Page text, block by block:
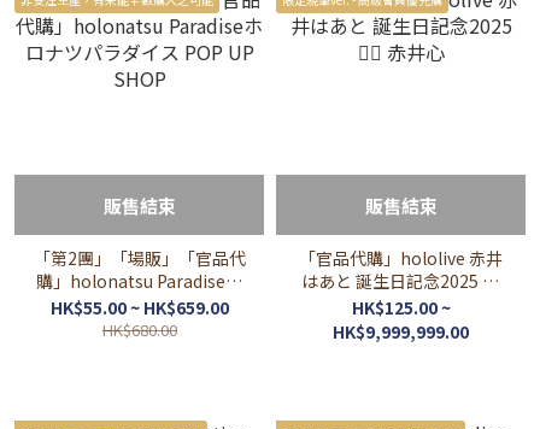
販售結束
「第2團」「場販」「官品代
購」holonatsu Paradiseホ
ロナツパラダイス POP UP
SHOP
HK$55.00 ~ HK$659.00
HK$680.00
販售結束
「官品代購」hololive 赤井
はあと 誕生日記念2025 ❤️‍🔥
赤井心
HK$125.00 ~
HK$9,999,999.00